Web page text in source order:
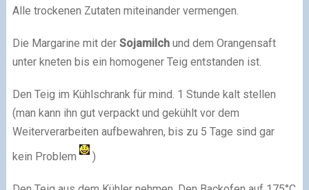
Alle trockenen Zutaten miteinander vermengen.
Die Margarine mit der Sojamilchund dem Orangensaft
unter kneten bis ein homogener Teig entstanden ist.
Den Teig im Kühlschrank für mind. 1 Stunde kalt stellen
(man kann ihn gut verpackt und gekühlt vor dem
Weiterverarbeiten aufbewahren, bis zu 5 Tage sind gar
kein Problem
)